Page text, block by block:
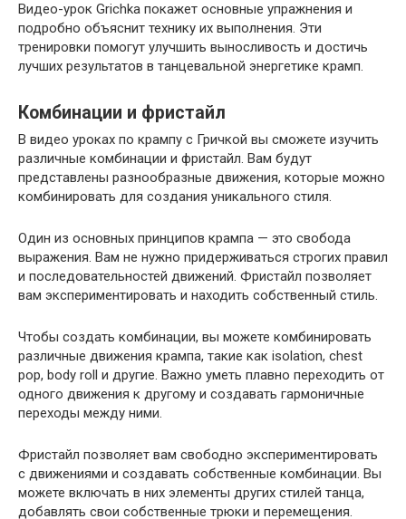
Видео-урок Grichka покажет основные упражнения и
подробно объяснит технику их выполнения. Эти
тренировки помогут улучшить выносливость и достичь
лучших результатов в танцевальной энергетике крамп.
Комбинации и фристайл
В видео уроках по крампу с Гричкой вы сможете изучить
различные комбинации и фристайл. Вам будут
представлены разнообразные движения, которые можно
комбинировать для создания уникального стиля.
Один из основных принципов крампа — это свобода
выражения. Вам не нужно придерживаться строгих правил
и последовательностей движений. Фристайл позволяет
вам экспериментировать и находить собственный стиль.
Чтобы создать комбинации, вы можете комбинировать
различные движения крампа, такие как isolation, chest
pop, body roll и другие. Важно уметь плавно переходить от
одного движения к другому и создавать гармоничные
переходы между ними.
Фристайл позволяет вам свободно экспериментировать
с движениями и создавать собственные комбинации. Вы
можете включать в них элементы других стилей танца,
добавлять свои собственные трюки и перемещения.